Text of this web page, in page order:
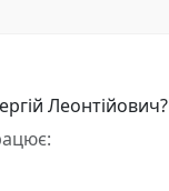
Леонтійович?